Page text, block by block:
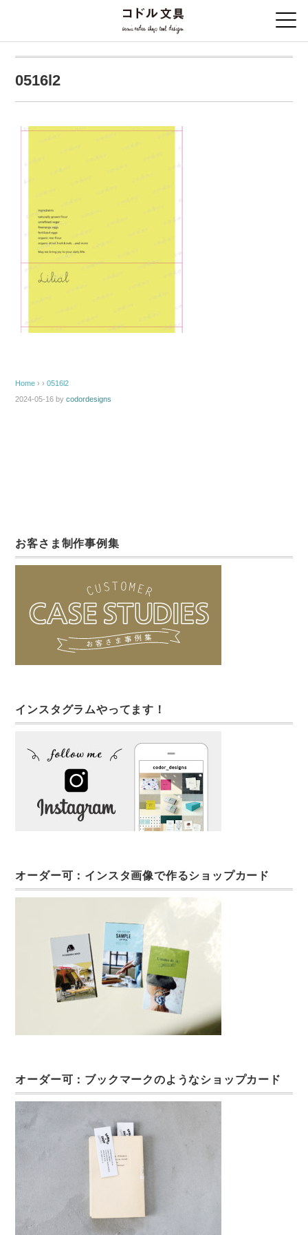
0516l2
Home › ›0516l2
2024-05-16 bycodordesigns
お客さま制作事例集
インスタグラムやってます！
オーダー可：インスタ画像で作るショップカード
オーダー可：ブックマークのようなショップカード